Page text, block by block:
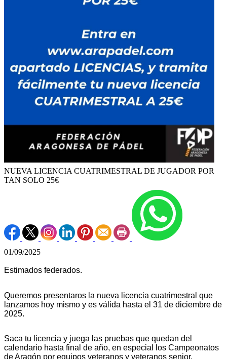
NUEVA LICENCIA CUATRIMESTRAL DE JUGADOR POR
TAN SOLO 25€
01/09/2025
Estimados federados.
Queremos presentaros la nueva licencia cuatrimestral que
lanzamos hoy mismo y es válida hasta el 31 de diciembre de
2025.
Saca tu licencia y juega las pruebas que quedan del
calendario hasta final de año, en especial los Campeonatos
de Aragón por equipos veteranos y veteranos senior.